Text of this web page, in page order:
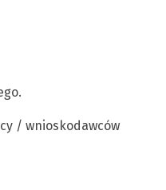
/ wnioskodawców